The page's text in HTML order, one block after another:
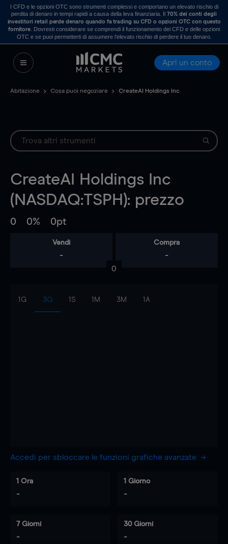
I CFD e le opzioni OTC sono strumenti complessi e comportano un elevato rischio di
perdita di denaro in tempi rapidi a causa della leva finanziaria. Il70% dei conti degli
investitori retail perde denaro quando fa trading su CFD o opzioni OTC con questo
fornitore . Dovresti considerare se comprendi il funzionamento dei CFD e delle opzioni
OTC e se puoi permetterti di assumere l’elevato rischio di perdere il tuo denaro.
Apri un conto
Abitazione Cosa puoi negoziare CreateAI Holdings Inc
CreateAI Holdings Inc
(NASDAQ:TSPH): prezzo
0 0% 0pt
Vendi
-
Compra
-
0
1G 3G 1S 1M 3M 1A
Accedi per sbloccare le funzioni grafiche avanzate
1 Ora
-
1 Giorno
-
7 Giorni
-
30 Giorni
-